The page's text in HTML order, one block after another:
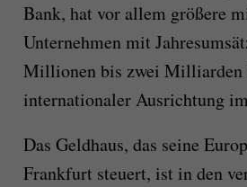
Bank, hat vor allem größere
Unternehmen mit
Millionen bis zwei Milliarden
internationaler Ausrichtung
Das Geldhaus, das seine
Frankfurt steuert, ist in den